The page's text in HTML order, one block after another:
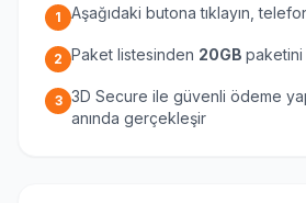
1 Aşağıdaki butona tıklayın,
2 Paket listesinden 20GB paketini
3 3D Secure ile güvenli ödeme
anında gerçekleşir